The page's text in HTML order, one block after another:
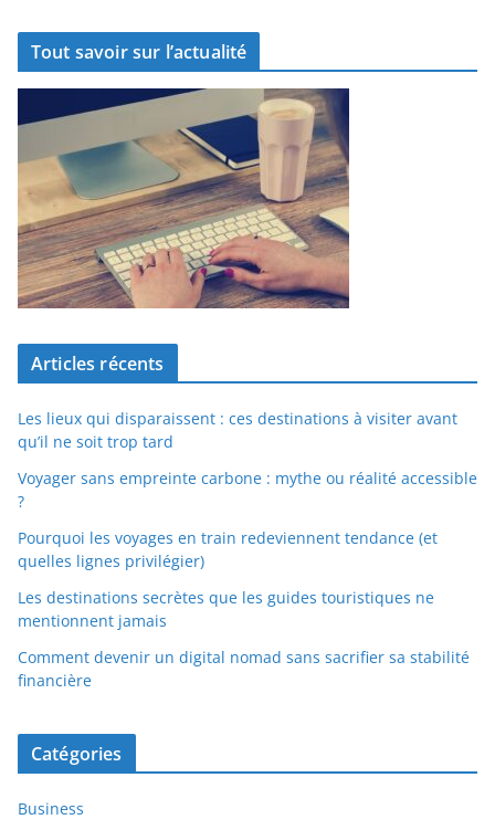
Tout savoir sur l’actualité
Articles récents
Les lieux qui disparaissent : ces destinations à visiter avant
qu’il ne soit trop tard
Voyager sans empreinte carbone : mythe ou réalité accessible
?
Pourquoi les voyages en train redeviennent tendance (et
quelles lignes privilégier)
Les destinations secrètes que les guides touristiques ne
mentionnent jamais
Comment devenir un digital nomad sans sacrifier sa stabilité
financière
Catégories
Business